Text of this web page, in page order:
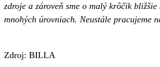
zdroje a zároveň sme o malý krôčik
mnohých úrovniach. Neustále pracujeme
Zdroj: BILLA